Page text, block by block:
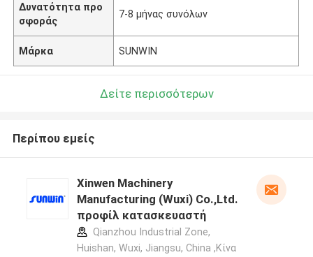
Δυνατότητα προ
σφοράς
7-8 μήνας συνόλων
Μάρκα SUNWIN
Δείτε περισσότερων
Περίπου εμείς
Xinwen Machinery
Manufacturing (Wuxi) Co.,Ltd.
προφίλ κατασκευαστή
Qianzhou Industrial Zone,
Huishan, Wuxi, Jiangsu, China ,Κίνα